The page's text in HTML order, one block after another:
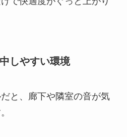
しやすい環境
と、廊下や隣室の音が気